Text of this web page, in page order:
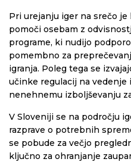
Pri urejanju iger na srečo
pomoči osebam z
programe, ki nudijo
pomembno za
igranja. Poleg tega se
učinke regulacij na vedenje
nenehnemu izboljševanju
V Sloveniji se na področju
razprave o potrebnih
se pobude za večjo
ključno za ohranjanje